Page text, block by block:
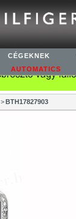
CÉGEKNEK
AUTOMATICS
> BTH17827903